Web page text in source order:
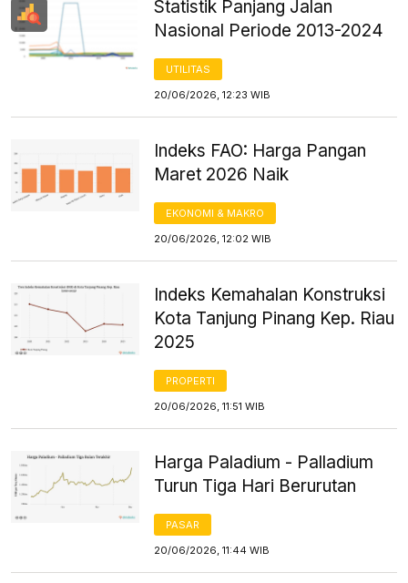
Statistik Panjang Jalan
Nasional Periode 2013-2024
UTILITAS
20/06/2026, 12:23 WIB
Indeks FAO: Harga Pangan
Maret 2026 Naik
EKONOMI & MAKRO
20/06/2026, 12:02 WIB
Indeks Kemahalan Konstruksi
Kota Tanjung Pinang Kep. Riau
2025
PROPERTI
20/06/2026, 11:51 WIB
Harga Paladium - Palladium
Turun Tiga Hari Berurutan
PASAR
20/06/2026, 11:44 WIB